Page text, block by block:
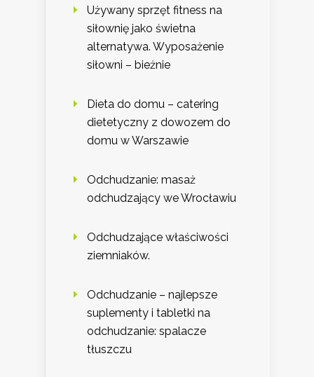
Używany sprzęt fitness na
siłownię jako świetna
alternatywa. Wyposażenie
siłowni – bieżnie
Dieta do domu – catering
dietetyczny z dowozem do
domu w Warszawie
Odchudzanie: masaż
odchudzający we Wrocławiu
Odchudzające właściwości
ziemniaków.
Odchudzanie – najlepsze
suplementy i tabletki na
odchudzanie: spalacze
tłuszczu